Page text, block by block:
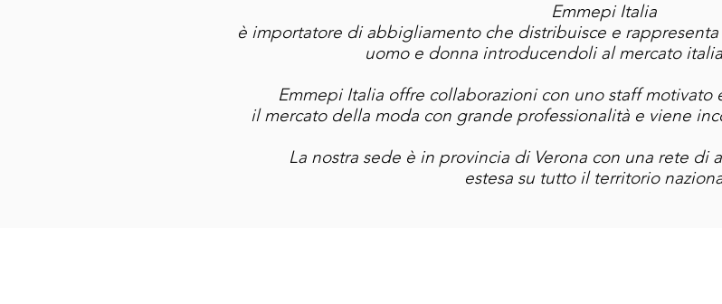
Emmepi Italia
è importatore di abbigliamento che distribuisce e
uomo e donna introducendoli al mercato
Emmepi Italia offre collaborazioni con uno staff motivato
il mercato della moda con grande professionalità e viene
La nostra sede è in provincia di Verona con una rete di
estesa su tutto il territorio